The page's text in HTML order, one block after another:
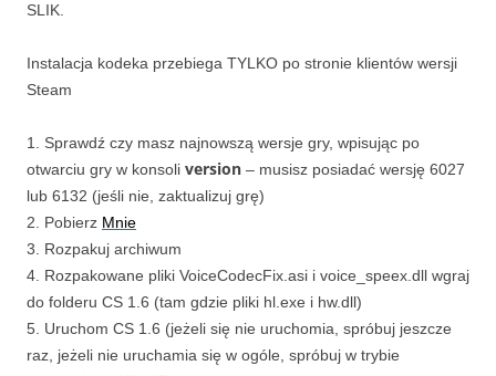
SLIK.
Instalacja kodeka przebiega TYLKO po stronie klientów wersji
Steam
1. Sprawdź czy masz najnowszą wersje gry, wpisując po
otwarciu gry w konsoli version – musisz posiadać wersję 6027
lub 6132 (jeśli nie, zaktualizuj grę)
2. Pobierz Mnie
3. Rozpakuj archiwum
4. Rozpakowane pliki VoiceCodecFix.asi i voice_speex.dll wgraj
do folderu CS 1.6 (tam gdzie pliki hl.exe i hw.dll)
5. Uruchom CS 1.6 (jeżeli się nie uruchomia, spróbuj jeszcze
raz, jeżeli nie uruchamia się w ogóle, spróbuj w trybie